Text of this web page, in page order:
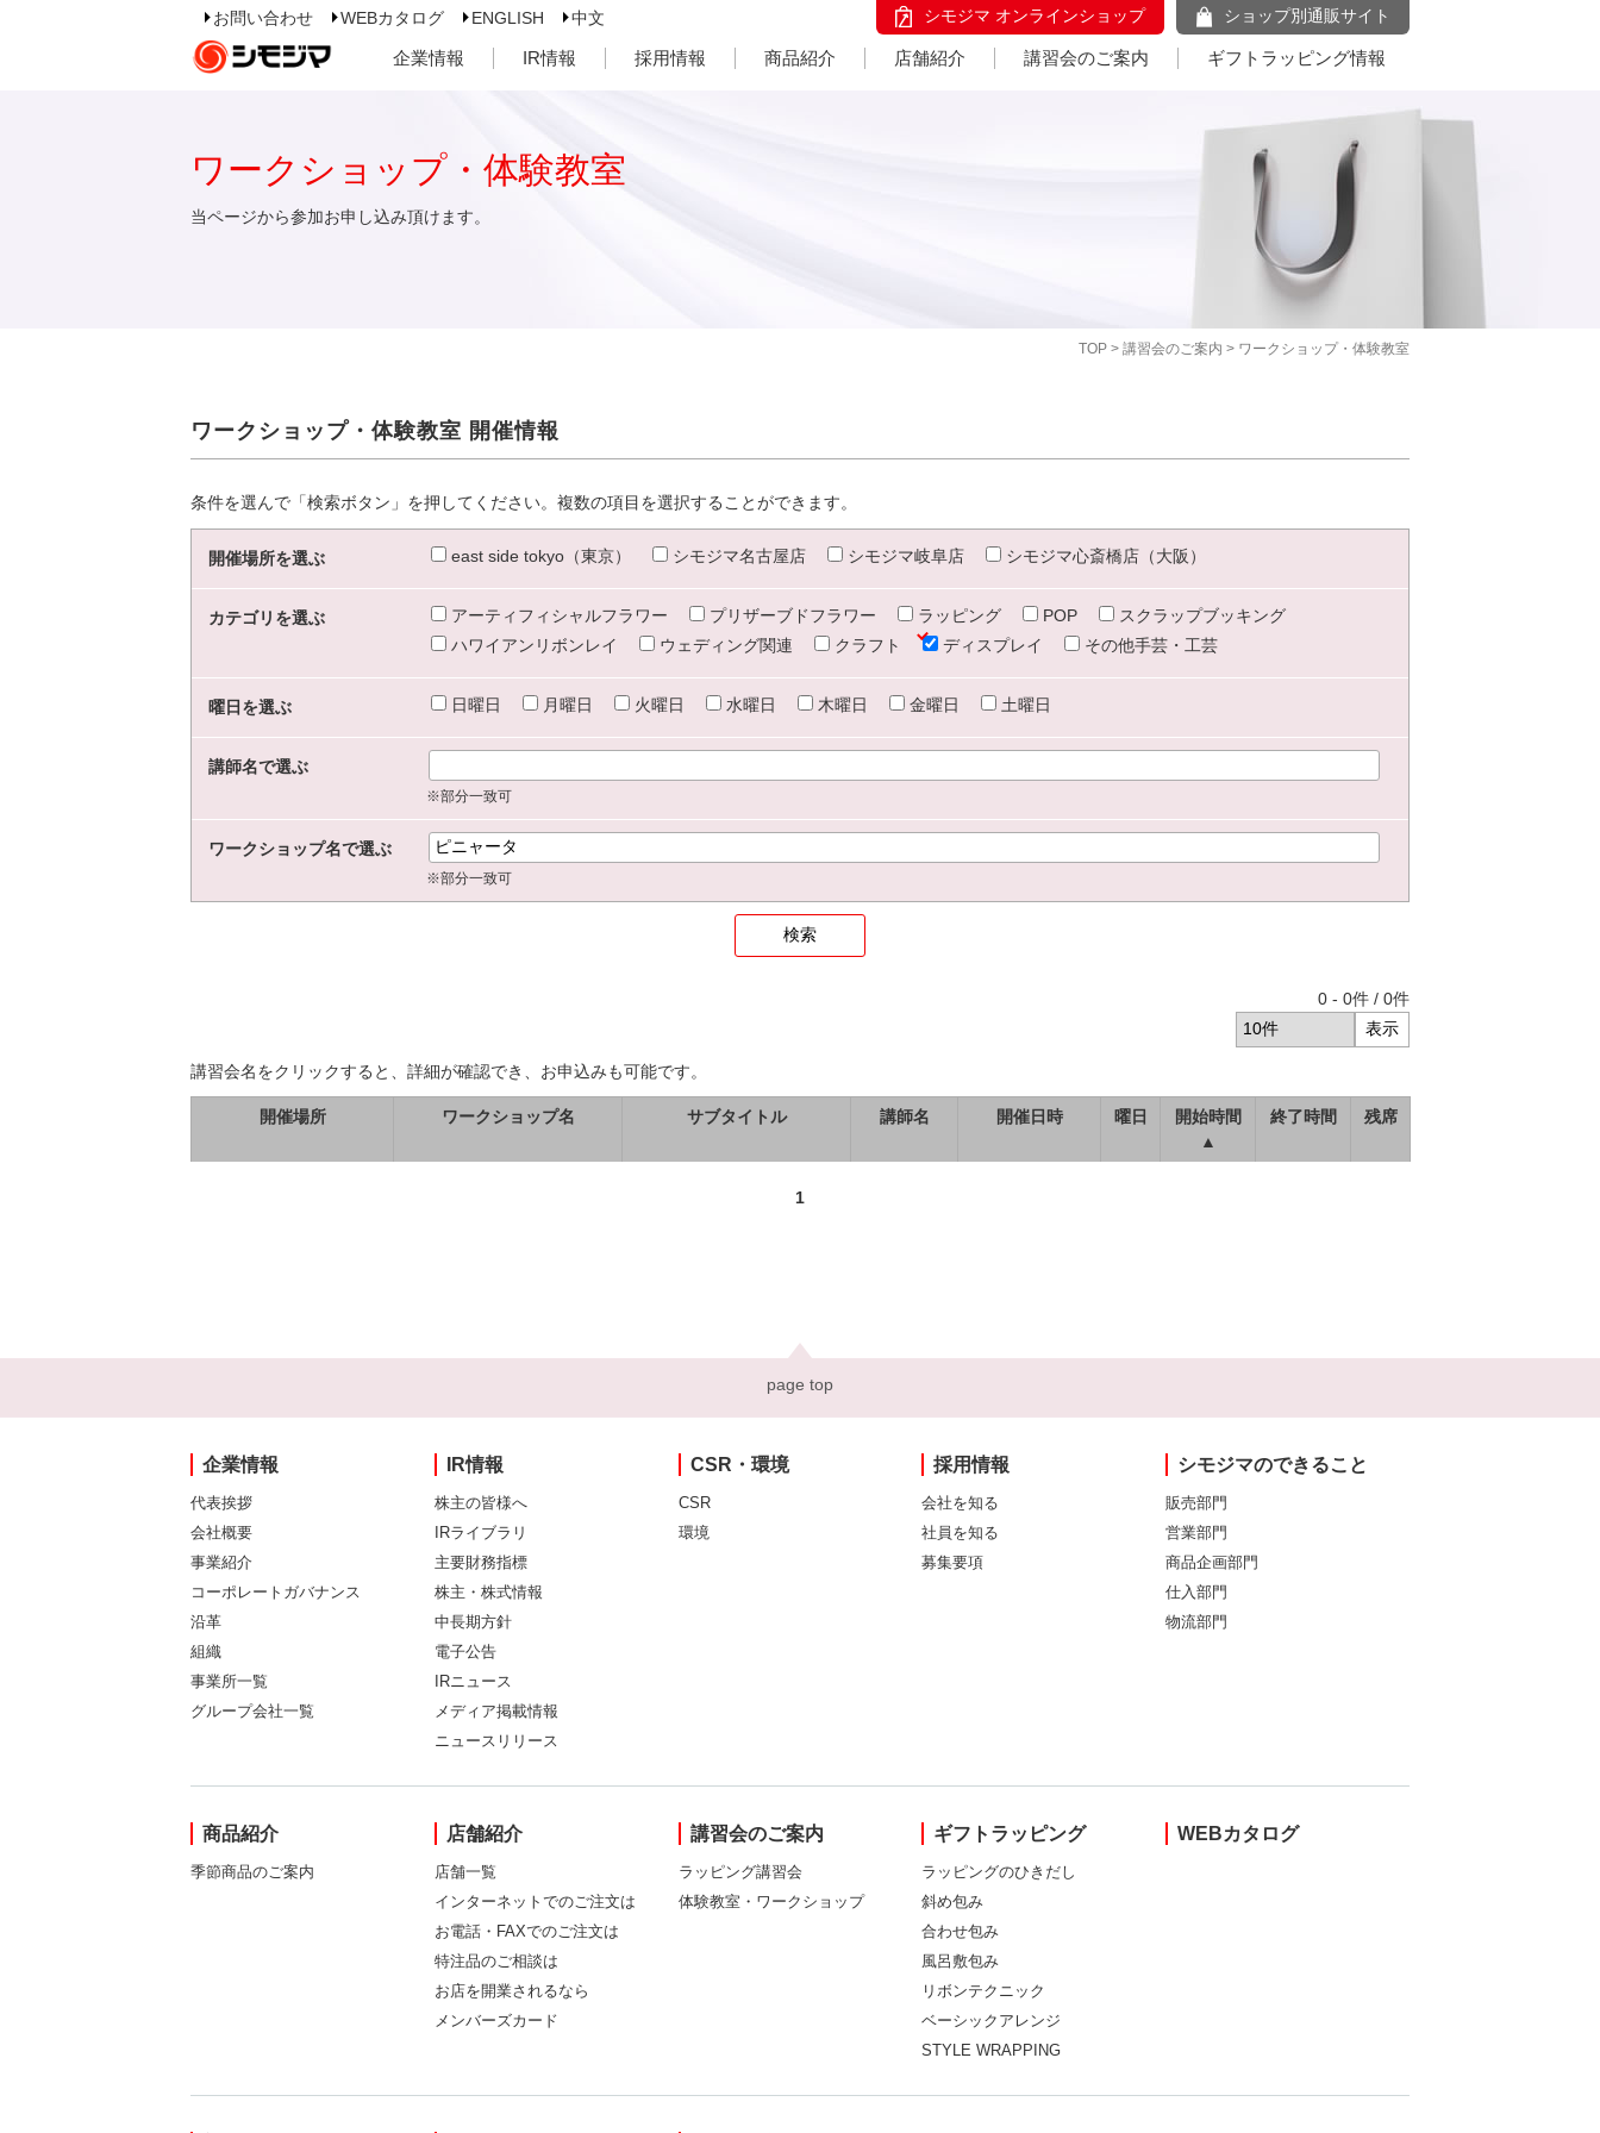
お問い合わせ WEBカタログ ENGLISH 中文 シモジマ オンラインショップ ショップ別通販サイト
企業情報 IR情報 採用情報 商品紹介 店舗紹介 講習会のご案内 ギフトラッピング情報
TOP > 講習会のご案内 > ワークショップ・体験教室
ワークショップ・体験教室
当ページから参加お申し込み頂けます。
ワークショップ・体験教室 開催情報
条件を選んで「検索ボタン」を押してください。複数の項目を選択することができます。
開催場所を選ぶ east side tokyo（東京） シモジマ名古屋店 シモジマ岐阜店 シモジマ心斎橋店（大阪）
カテゴリを選ぶ アーティフィシャルフラワー プリザーブドフラワー ラッピング POP
スクラップブッキング
ハワイアンリボンレイ
ウェディング関連 クラフト ディスプレイ その他手芸・工芸
曜日を選ぶ 日曜日 月曜日 火曜日 水曜日 木曜日 金曜日 土曜日
講師名で選ぶ
※部分一致可
ワークショップ名で選ぶ
※部分一致可
0 - 0件 / 0件
講習会名をクリックすると、詳細が確認でき、お申込みも可能です。
開催場所 ワークショップ名 サブタイトル 講師名 開催日時 曜日
開始時間
▲
終了時間 残席
1
page top
企業情報
代表挨拶
会社概要
事業紹介
コーポレートガバナンス
沿革
組織
事業所一覧
グループ会社一覧
IR情報
株主の皆様へ
IRライブラリ
主要財務指標
株主・株式情報
中長期方針
電子公告
IRニュース
メディア掲載情報
ニュースリリース
CSR・環境
CSR
環境
採用情報
会社を知る
社員を知る
募集要項
シモジマのできること
販売部門
営業部門
商品企画部門
仕入部門
物流部門
商品紹介
季節商品のご案内
店舗紹介
店舗一覧
インターネットでのご注文は
お電話・FAXでのご注文は
特注品のご相談は
お店を開業されるなら
メンバーズカード
講習会のご案内
ラッピング講習会
体験教室・ワークショップ
ギフトラッピング
ラッピングのひきだし
斜め包み
合わせ包み
風呂敷包み
リボンテクニック
ベーシックアレンジ
STYLE WRAPPING
WEBカタログ